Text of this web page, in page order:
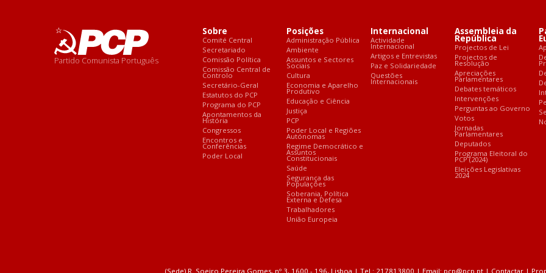
Partido Comunista Português
Sobre
Comité Central
Secretariado
Comissão Política
Comissão Central de
Controlo
Secretário-Geral
Estatutos do PCP
Programa do PCP
Apontamentos da
História
Congressos
Encontros e
Conferências
Poder Local
Posições
Administração Pública
Ambiente
Assuntos e Sectores
Sociais
Cultura
Economia e Aparelho
Produtivo
Educação e Ciência
Justiça
PCP
Poder Local e Regiões
Autónomas
Regime Democrático e
Assuntos
Constitucionais
Saúde
Segurança das
Populações
Soberania, Política
Externa e Defesa
Trabalhadores
União Europeia
Internacional
Actividade
Internacional
Artigos e Entrevistas
Paz e Solidariedade
Questões
Internacionais
Assembleia da
República
Projectos de Lei
Projectos de
Resolução
Apreciações
Parlamentares
Debates temáticos
Intervenções
Perguntas ao Governo
Votos
Jornadas
Parlamentares
Deputados
Programa Eleitoral do
PCP (2024)
Eleições Legislativas
2024
(Sede) R. Soeiro Pereira Gomes, nº 3, 1600 - 196, Lisboa | Tel.: 217813800 | Email: pcp@pcp.pt | Contactar |